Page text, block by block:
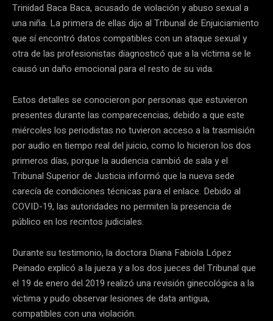
Trinidad Baca Baca, acusado de violación y abuso sexual a
una niña. La primera de ellas dijo al Tribunal de Enjuiciamiento
que sí encontró datos compatibles con un ataque sexual y
otra de las profesionistas diagnosticó que a la víctima se le
causó un daño emocional para el resto de su vida.
Estos detalles se conocieron por personas que estuvieron
presentes durante las comparecencias, debido a que este
miércoles los periodistas no tuvieron acceso a la trasmisión
por audio en tiempo real del juicio, como lo hicieron los dos
primeros días, porque la audiencia cambió de sala y el
Tribunal Superior de Justicia informó que la nueva sede
carecía de condiciones técnicas para el enlace. Debido al
COVID-19, las autoridades no permiten la presencia de
público en los recintos judiciales.
Durante su testimonio, la doctora Diana Fabiola López
Peinado explicó a la jueza y a los dos jueces del Tribunal que
el 19 de enero del 2019 realizó una revisión ginecológica a la
víctima y pudo observar lesiones de data antigua,
compatibles con una violación.